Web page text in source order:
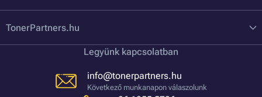
TonerPartners.hu
Legyünk kapcsolatban
info@tonerpartners.hu
Következő munkanapon válaszolunk